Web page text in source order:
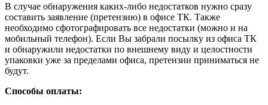
В случае обнаружения каких-либо недостатков нужно сразу
составить заявление (претензию) в офисе ТК. Также
необходимо сфотографировать все недостатки (можно и на
мобильный телефон). Если Вы забрали посылку из офиса ТК
и обнаружили недостатки по внешнему виду и целостности
упаковки уже за пределами офиса, претензии приниматься не
будут.
Способы оплаты: